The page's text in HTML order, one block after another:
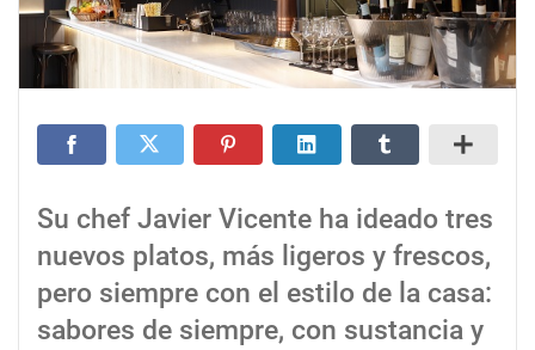
Su chef Javier Vicente ha ideado tres
nuevos platos, más ligeros y frescos,
pero siempre con el estilo de la casa:
sabores de siempre, con sustancia y